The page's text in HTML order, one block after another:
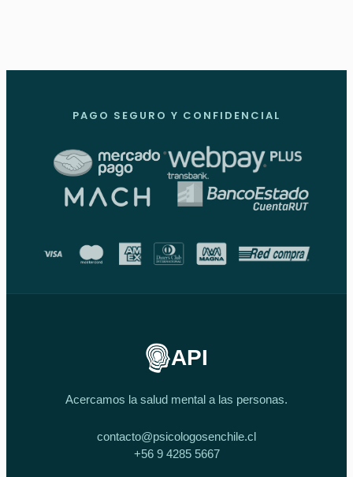
PAGO SEGURO Y CONFIDENCIAL
API
Acercamos la salud mental a las personas.
contacto@psicologosenchile.cl
+56 9 4285 5667